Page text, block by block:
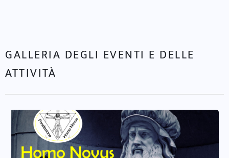
GALLERIA DEGLI EVENTI E DELLE
ATTIVITÀ